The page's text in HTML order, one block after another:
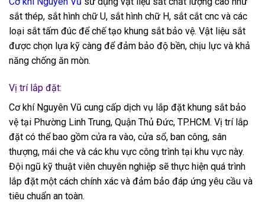
sắt thép, sắt hình chữ U, sắt hình chữ H, sắt cắt cnc và các
loại sắt tấm đúc để chế tạo khung sắt bảo vệ. Vật liệu sắt
được chọn lựa kỹ càng để đảm bảo độ bền, chịu lực và khả
năng chống ăn mòn.
Vị trí lắp đặt:
Cơ khí Nguyên Vũ cung cấp dịch vụ lắp đặt khung sắt bảo
vệ tại Phường Linh Trung, Quận Thủ Đức, TP.HCM. Vị trí lắp
đặt có thể bao gồm cửa ra vào, cửa sổ, ban công, sân
thượng, mái che và các khu vực công trình tại khu vực này.
Đội ngũ kỹ thuật viên chuyên nghiệp sẽ thực hiện quá trình
lắp đặt một cách chính xác và đảm bảo đáp ứng yêu cầu và
tiêu chuẩn an toàn.